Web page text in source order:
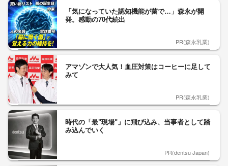
「気になっていた認知機能が菌で…」森永が開
発。感動の70代続出
PR(森永乳業)
アマゾンで大人気！血圧対策はコーヒーに足して
みて
PR(森永乳業)
時代の「最"現場"」に飛び込み、当事者として踏
み込んでいく
PR(dentsu Japan)